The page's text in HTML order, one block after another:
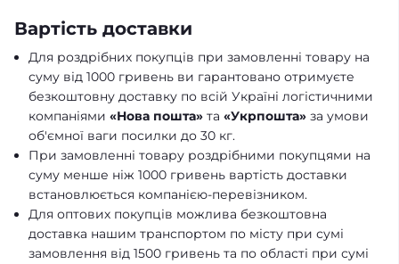
Вартість доставки
Для роздрібних покупців при замовленні товару на
суму від 1000 гривень ви гарантовано отримуєте
безкоштовну доставку по всій Україні логістичними
компаніями «Нова пошта» та «Укрпошта» за умови
об'ємної ваги посилки до 30 кг.
При замовленні товару роздрібними покупцями на
суму менше ніж 1000 гривень вартість доставки
встановлюється компанією-перевізником.
Для оптових покупців можлива безкоштовна
доставка нашим транспортом по місту при сумі
замовлення від 1500 гривень та по області при сумі